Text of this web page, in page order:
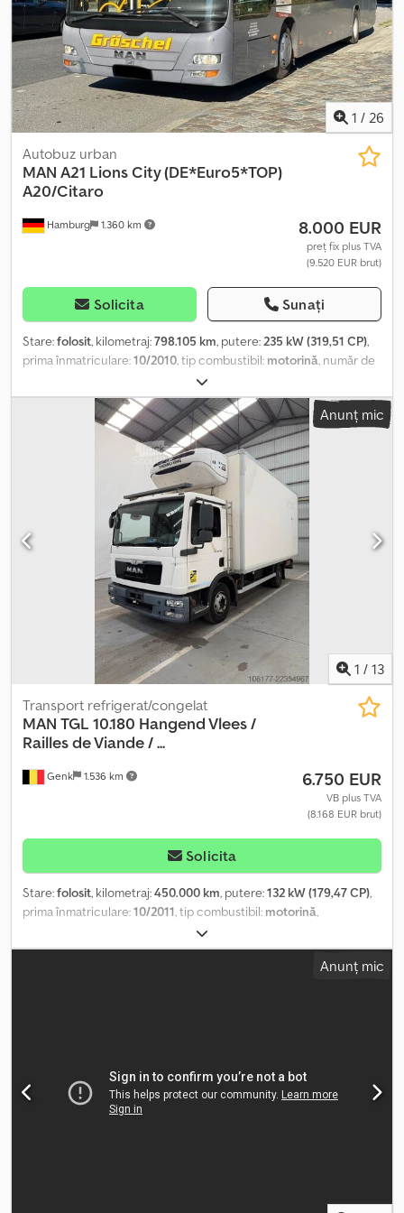
1 / 26
Hamburg 1.360 km
Autobuz urban
MAN A21 Lions City (DE*Euro5*TOP)
A20/Citaro
8.000 EUR
preț fix plus TVA
(9.520 EUR brut)
Solicita Sunați
Stare:folosit, kilometraj:798.105 km, putere:235 kW (319,51 CP),
prima înmatriculare:10/2010, tip combustibil: motorină, număr de
automat
culoare:gri, frâne:retarder, An de fabricație:2010, Dotări:ABS,
aer condiționat, program electronic de stabilitate (ESP),
încălzitor staționar, Autobuz MAN A21 Lion's City, primul
proprietar, vehicul german, 41 de locuri/39 de locuri în picioare,
aer condiționat, transmisie automată, EEV. Posibilitate de
acceptare a unui vehicul vechi ca plată parțială. Wulmstorfer Str.
70, DE-21629 Neu Wulmstorf Preț net: 8.000 € Vă invităm să vă
convingeți singuri de starea optică și tehnică, la fața locului. Vă
oferim asistență pentru export: confirmare originală a datelor
pentru omologarea în țara de destinație, declarație de la furnizor,
întocmirea documentelor de export, plăcuțe de înmatriculare
temporare, dacă este necesar. -O inspecție și un test de
conducere sunt posibile în orice moment, inclusiv în weekend,
după o programare telefonică! Acceptarea unui vehicul vechi ca
plată parțială și transportul vehiculului se fac la cerere.
Csdpjxgaktjfx Abgjha Vizitați pagina noastră de Facebook.
Anunț mic
1 / 13
Genk 1.536 km
Transport refrigerat/congelat
MAN TGL 10.180 Hangend Vlees /
Railles de Viande / ...
6.750 EUR
VB plus TVA
(8.168 EUR brut)
Solicita
Stare:folosit, kilometraj:450.000 km, putere:132 kW (179,47 CP),
prima înmatriculare:10/2011, tip combustibil: motorină,
235/75R17.5
combustibil:motorină, frâne:frânare de motor, culoare:alb,
, clasă de
suplimentare = Transmisie Transmisie: ZF, manuală Configurația
axelor Dimensiunea anvelopelor: 235/75R17.5 Chedpjzmia Dofx
Abgoa Frâne: Frâne cu discuri Axa față: Direcțională; Profilul
Anunț mic